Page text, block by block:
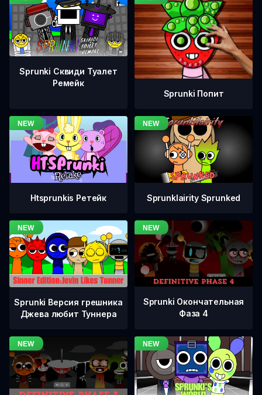
Sprunki Сквиди Туалет
Ремейк
Sprunki Попит
Htsprunkis Ретейк Sprunklairity Sprunked
Sprunki Версия грешника
Джева любит Туннера
Sprunki Окончательная
Фаза 4